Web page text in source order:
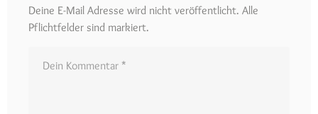
Deine E-Mail Adresse wird nicht veröffentlicht. Alle
Pflichtfelder sind markiert.